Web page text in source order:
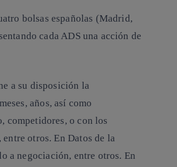
bolsas españolas (Madrid,
cada ADS una acción de
a su disposición la
años, así como
competidores, o con los
entre otros. EnDatos de la
a negociación, entre otros. En